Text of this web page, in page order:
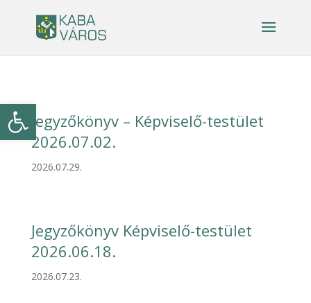
Eszköztár megnyitása
Jegyzőkönyv – Képviselő-testület
2026.07.02.
2026.07.29.
Jegyzőkönyv Képviselő-testület
2026.06.18.
2026.07.23.